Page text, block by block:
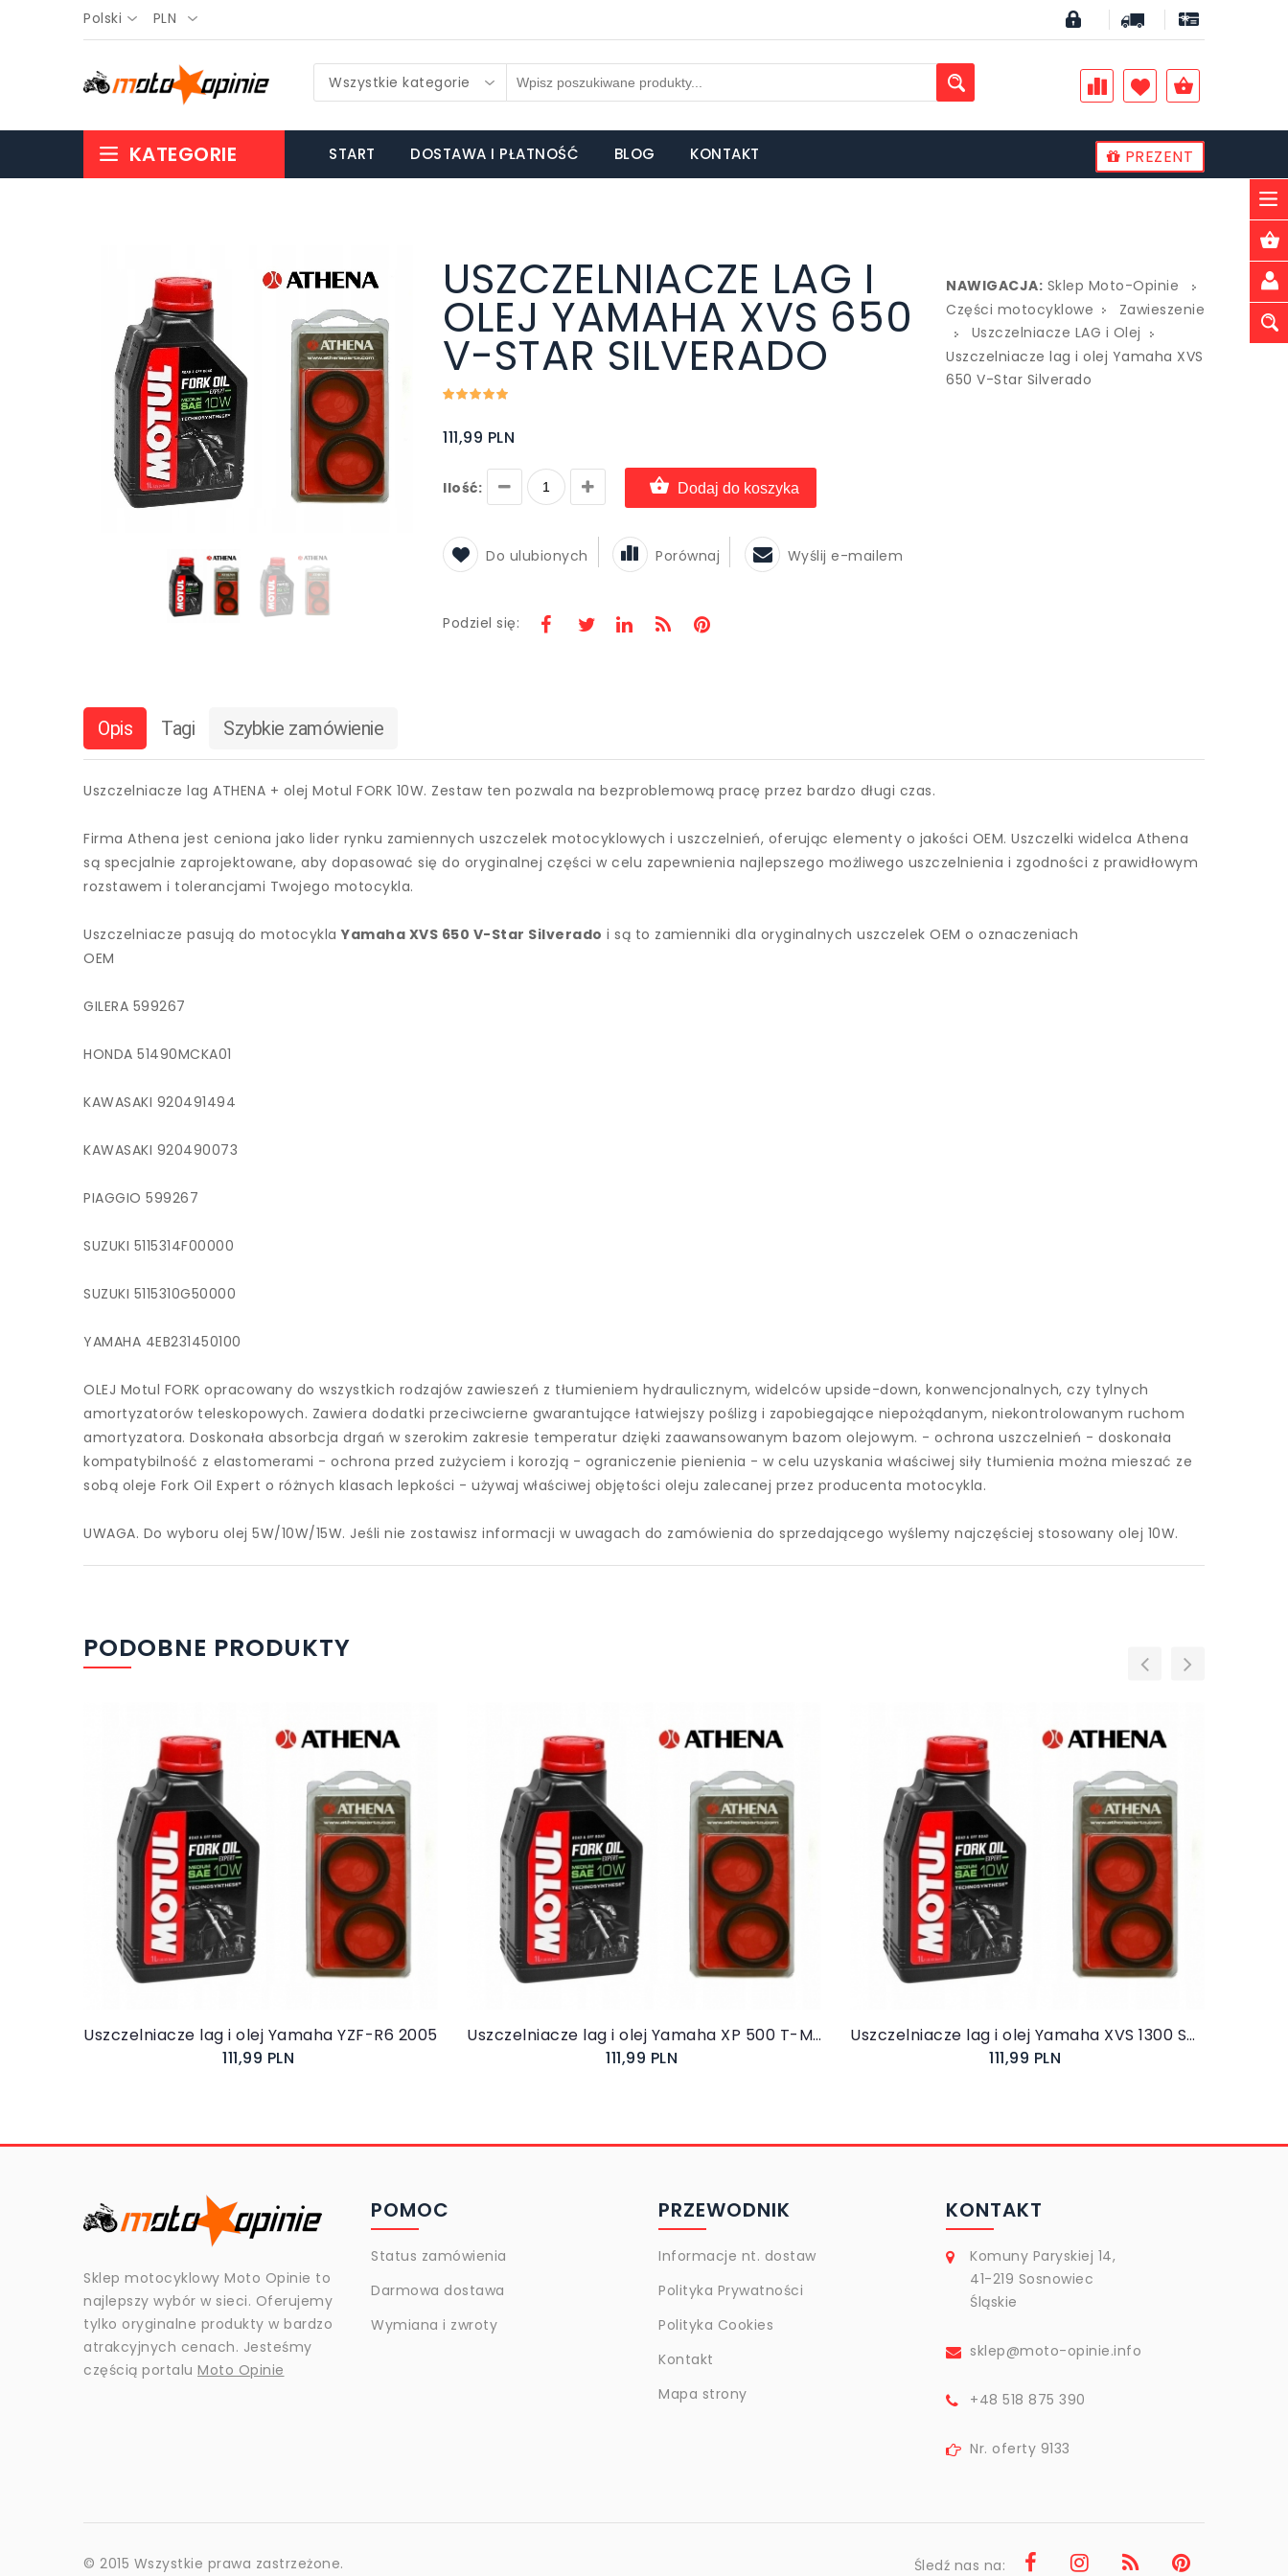
Polski PLN
Wszystkie kategorie
PLN
KATEGORIE START DOSTAWA I PŁATNOŚĆ BLOG KONTAKT PREZENT
USZCZELNIACZE LAG I
OLEJ YAMAHA XVS 650
V-STAR SILVERADO
111,99 PLN
Ilość: Dodaj do koszyka
Do ulubionych Porównaj Wyślij e-mailem
Podziel się:
NAWIGACJA: Sklep Moto-Opinie
Części motocyklowe
Zawieszenie
Uszczelniacze LAG i Olej
Uszczelniacze lag i olej Yamaha XVS
650 V-Star Silverado
Opis Tagi Szybkie zamówienie
Uszczelniacze lag ATHENA + olej Motul FORK 10W. Zestaw ten pozwala na bezproblemową pracę przez bardzo długi czas.
Firma Athena jest ceniona jako lider rynku zamiennych uszczelek motocyklowych i uszczelnień, oferując elementy o jakości OEM. Uszczelki widelca Athena
są specjalnie zaprojektowane, aby dopasować się do oryginalnej części w celu zapewnienia najlepszego możliwego uszczelnienia i zgodności z prawidłowym
rozstawem i tolerancjami Twojego motocykla.
Uszczelniacze pasują do motocyklaYamaha XVS 650 V-Star Silverado i są to zamienniki dla oryginalnych uszczelek OEM o oznaczeniach
OEM
GILERA 599267
HONDA 51490MCKA01
KAWASAKI 920491494
KAWASAKI 920490073
PIAGGIO 599267
SUZUKI 5115314F00000
SUZUKI 5115310G50000
YAMAHA 4EB231450100
OLEJ Motul FORK opracowany do wszystkich rodzajów zawieszeń z tłumieniem hydraulicznym, widelców upside-down, konwencjonalnych, czy tylnych
amortyzatorów teleskopowych. Zawiera dodatki przeciwcierne gwarantujące łatwiejszy poślizg i zapobiegające niepożądanym, niekontrolowanym ruchom
amortyzatora. Doskonała absorbcja drgań w szerokim zakresie temperatur dzięki zaawansowanym bazom olejowym. - ochrona uszczelnień - doskonała
kompatybilność z elastomerami - ochrona przed zużyciem i korozją - ograniczenie pienienia - w celu uzyskania właściwej siły tłumienia można mieszać ze
sobą oleje Fork Oil Expert o różnych klasach lepkości - używaj właściwej objętości oleju zalecanej przez producenta motocykla.
UWAGA. Do wyboru olej 5W/10W/15W. Jeśli nie zostawisz informacji w uwagach do zamówienia do sprzedającego wyślemy najczęściej stosowany olej 10W.
PODOBNE PRODUKTY
Do koszyka
Uszczelniacze lag i olej Yamaha YZF-R6 2005
111,99 PLN
Do koszyka
Uszczelniacze lag i olej Yamaha XP 500 T-MAX 2004-2007
111,99 PLN
Do koszyka
Uszczelniacze lag i olej Yamaha XVS 1300 STRYKER
111,99 PLN
Sklep motocyklowy Moto Opinie to
najlepszy wybór w sieci. Oferujemy
tylko oryginalne produkty w bardzo
atrakcyjnych cenach. Jesteśmy
częścią portalu Moto Opinie
POMOC
Status zamówienia
Darmowa dostawa
Wymiana i zwroty
PRZEWODNIK
Informacje nt. dostaw
Polityka Prywatności
Polityka Cookies
Kontakt
Mapa strony
KONTAKT
Komuny Paryskiej 14,
41-219 Sosnowiec
Śląskie
sklep@moto-opinie.info
+48 518 875 390
Nr. oferty 9133
© 2015 Wszystkie prawa zastrzeżone. Śledź nas na: